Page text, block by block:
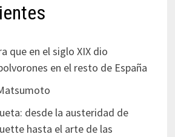
que en el siglo XIX dio
en el resto de España
desde la austeridad de
hasta el arte de las